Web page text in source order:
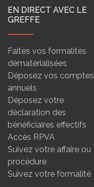
EN DIRECT AVEC LE
GREFFE
Faites vos formalités
dématérialisées
Déposez vos comptes
annuels
Déposez votre
déclaration des
bénéficiaires effectifs
Accès RPVA
Suivez votre affaire ou
procédure
Suivez votre formalité